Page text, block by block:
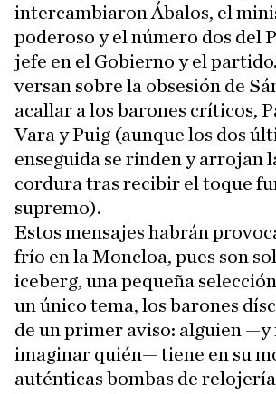
intercambiaron Ábalos, el
poderoso y el número dos del
jefe en el Gobierno y el
versan sobre la obsesión de
acallar a los barones críticos,
Vara y Puig (aunque los dos
enseguida se rinden y arrojan
cordura tras recibir el toque
supremo).
Estos mensajes habrán
frío en la Moncloa, pues son
iceberg, una pequeña
un único tema, los barones
de un primer aviso: alguien —y
imaginar quién— tiene en su
auténticas bombas de